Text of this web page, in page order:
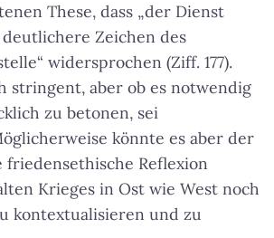
These, dass „der Dienst
Zeichen des
widersprochen (Ziff. 177).
stringent, aber ob es notwendig
zu betonen, sei
könnte es aber der
friedensethische Reflexion
Krieges in Ost wie West noch
kontextualisieren und zu